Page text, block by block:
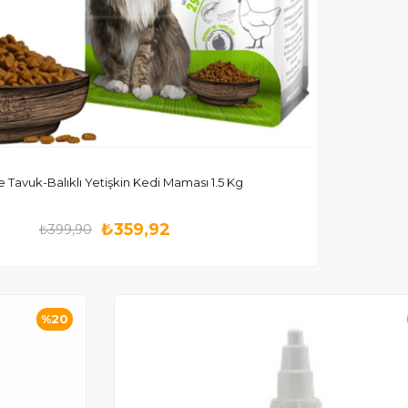
Tavuk-Balıklı Yetişkin Kedi Maması 1.5 Kg
₺359,92
₺399,90
%20